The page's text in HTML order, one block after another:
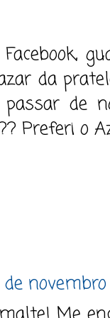
da
passar de
Preferi o
de